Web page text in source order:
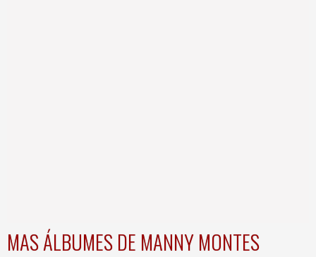
MAS ÁLBUMES DE MANNY MONTES